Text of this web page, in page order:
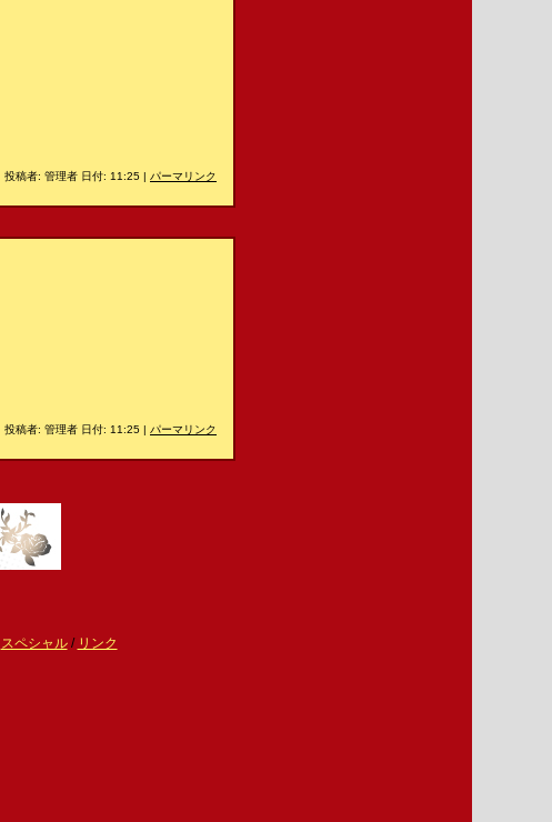
投稿者: 管理者 日付: 11:25 | パーマリンク
投稿者: 管理者 日付: 11:25 | パーマリンク
スペシャル/ リンク